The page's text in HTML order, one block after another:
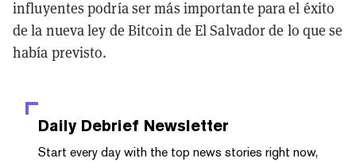
influyentes podría ser más importante para el éxito
de la nueva ley de Bitcoin de El Salvador de lo que se
había previsto.
Daily Debrief Newsletter
Start every day with the top news stories right now,